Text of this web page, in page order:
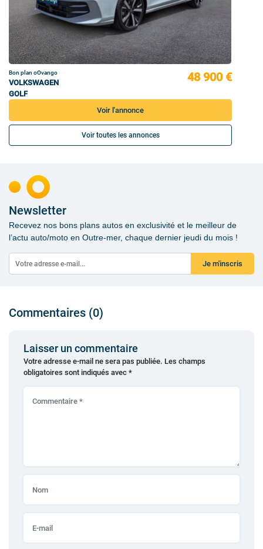
Bon plan oOvango
VOLKSWAGEN
GOLF
48 900 €
Voir l'annonce
Voir toutes les annonces
Newsletter
Recevez nos bons plans autos en exclusivité et le meilleur de
l’actu auto/moto en Outre-mer, chaque dernier jeudi du mois !
Je m'inscris
Commentaires (0)
Laisser un commentaire
Votre adresse e-mail ne sera pas publiée. Les champs
obligatoires sont indiqués avec *